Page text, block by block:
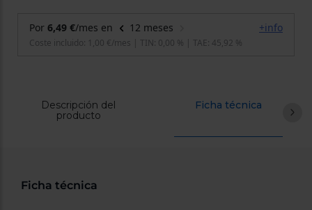
combustible
ycuidamos
sesión Registrarse
Descripción del
producto
Ficha técnica
Ficha técnica